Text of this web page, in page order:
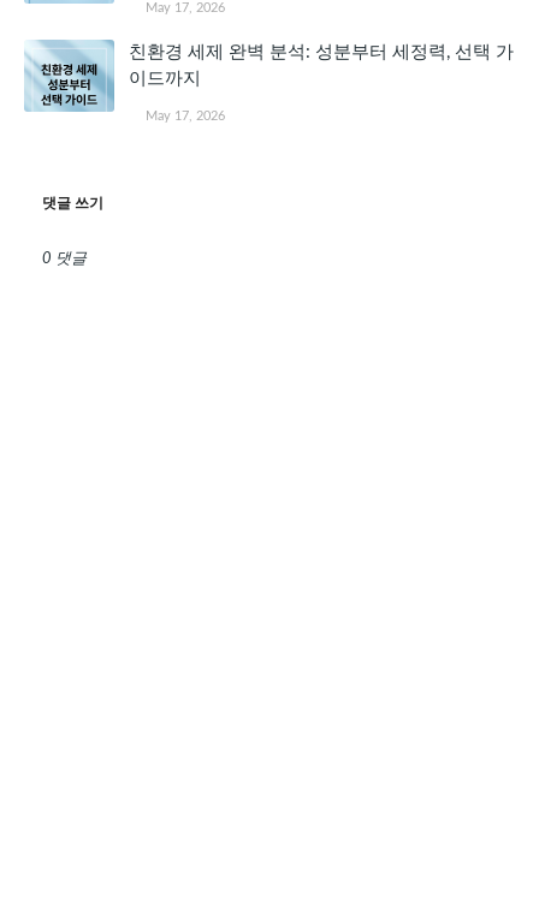
May 17, 2026
친환경 세제 완벽 분석: 성분부터 세정력, 선택 가
이드까지
May 17, 2026
댓글 쓰기
0 댓글